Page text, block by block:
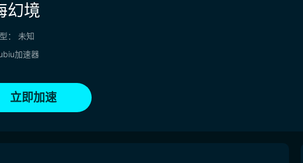
幻境
：
未知
加速器
立即加速